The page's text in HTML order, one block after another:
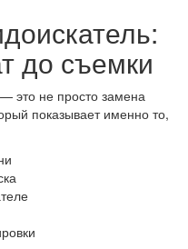
до съемки
это не просто замена
показывает именно то,